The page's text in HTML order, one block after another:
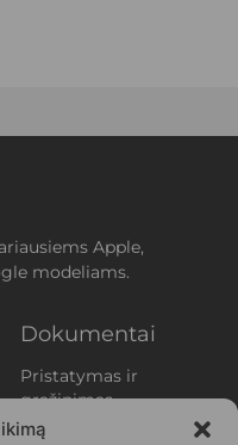
Apple,
modeliams.
Dokumentai
Pristatymas ir
grąžinimas
Privatumo